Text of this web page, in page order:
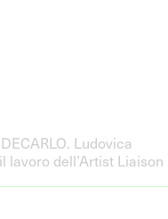
Ludovica
lavoro dell’Artist Liaison